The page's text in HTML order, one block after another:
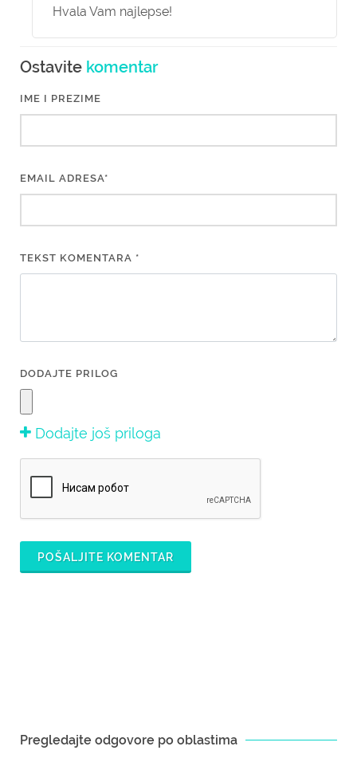
Hvala Vam najlepse!
Ostavite komentar
IME I PREZIME
EMAIL ADRESA*
TEKST KOMENTARA *
DODAJTE PRILOG
Dodajte još priloga
POŠALJITE KOMENTAR
Pregledajte odgovore po oblastima